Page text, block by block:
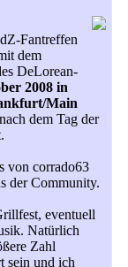
Fantreffen
dem
DeLorean-
2008 in
Main
dem Tag der
von corrado63
der Community.
eventuell
Natürlich
Zahl
sein und ich